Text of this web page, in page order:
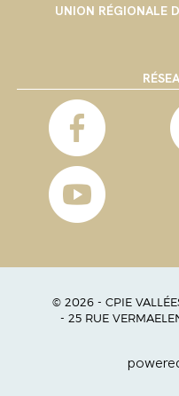
UNION RÉGIONALE
© 2026 - CPIE
- 25 RUE